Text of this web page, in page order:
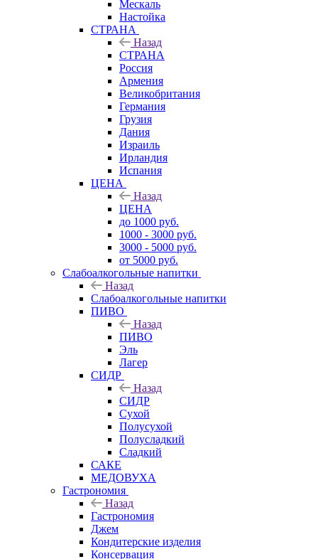
Мескаль
Настойка
СТРАНА
Назад
СТРАНА
Россия
Армения
Великобритания
Германия
Грузия
Дания
Израиль
Ирландия
Испания
ЦЕНА
Назад
ЦЕНА
до 1000 руб.
1000 - 3000 руб.
3000 - 5000 руб.
от 5000 руб.
Слабоалкогольные напитки
Назад
Слабоалкогольные напитки
ПИВО
Назад
ПИВО
Эль
Лагер
СИДР
Назад
СИДР
Сухой
Полусухой
Полусладкий
Сладкий
САКЕ
МЕДОВУХА
Гастрономия
Назад
Гастрономия
Джем
Кондитерские изделия
Консервация